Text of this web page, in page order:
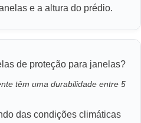
e a altura do prédio.
de proteção para janelas?
têm uma durabilidade entre 5
das condições climáticas